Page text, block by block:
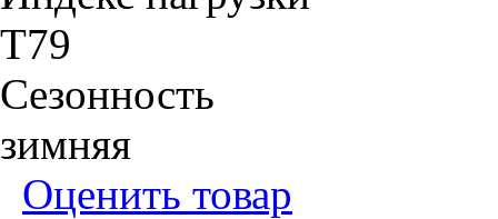
T79
Сезонность
зимняя
Оценить товар